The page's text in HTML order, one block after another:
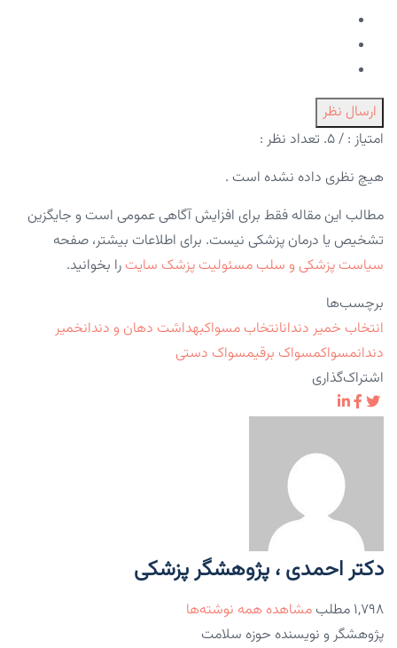
ارسال نظر
امتیاز : / ۵. تعداد نظر :
هیچ نظری داده نشده است .
مطالب این مقاله فقط برای افزایش آگاهی عمومی است و جایگزین
تشخیص یا درمان پزشکی نیست. برای اطلاعات بیشتر، صفحه
سیاست پزشکی و سلب مسئولیت پزشک سایت را بخوانید.
برچسب‌ها
انتخاب خمیر دندانانتخاب مسواکبهداشت دهان و دندانخمیر
دندانمسواکمسواک برقیمسواک دستی
اشتراک‌گذاری
دکتر احمدی ، پژوهشگر پزشکی
۱,۷۹۸ مطلب
مشاهده همه نوشته‌ها
پژوهشگر و نویسنده حوزه سلامت